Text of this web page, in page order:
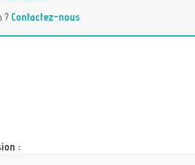
? Contactez-nous
: